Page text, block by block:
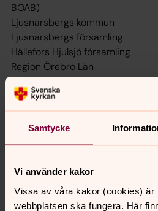
Samtycke
Vi använder kakor
Vissa av våra kakor (cookies) är
webbplatsen ska fungera. Här
BOAB)
Ljusnarsbergs kommun
Ljusnarsbergs församling
Hällefors Hjulsjö församling
Region Örebro Län
Kooperativet Möjligheternas Hus
ABF
Hällefors folkhögskola
Måltidens Hus, Örebro
Följeforskning av projektet sker
Akademi.